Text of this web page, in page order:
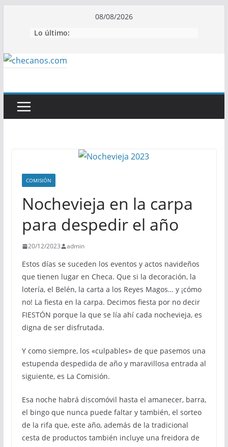
08/08/2026
Lo último:
COMISIÓN
Nochevieja en la carpa
para despedir el año
20/12/2023 admin
Estos días se suceden los eventos y actos navideños
que tienen lugar en Checa. Que si la decoración, la
lotería, el Belén, la carta a los Reyes Magos… y ¡cómo
no! La fiesta en la carpa. Decimos fiesta por no decir
FIESTÓN porque la que se lía ahí cada nochevieja, es
digna de ser disfrutada.
Y como siempre, los «culpables» de que pasemos una
estupenda despedida de año y maravillosa entrada al
siguiente, es La Comisión.
Esa noche habrá discomóvil hasta el amanecer, barra,
el bingo que nunca puede faltar y también, el sorteo
de la rifa que, este año, además de la tradicional
cesta de productos también incluye una freidora de